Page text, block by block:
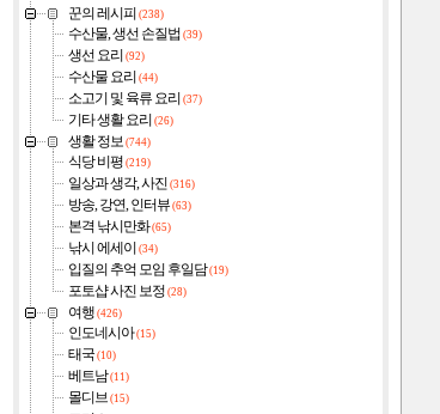
꾼의 레시피 (238)
수산물, 생선 손질법 (39)
생선 요리 (92)
수산물 요리 (44)
소고기 및 육류 요리 (37)
기타 생활 요리 (26)
생활 정보 (744)
식당 비평 (219)
일상과 생각, 사진 (316)
방송, 강연, 인터뷰 (63)
본격 낚시만화(65)
낚시 에세이 (34)
입질의 추억 모임 후일담(19)
포토샵 사진 보정 (28)
여행 (426)
인도네시아(15)
태국 (10)
베트남(11)
몰디브 (15)